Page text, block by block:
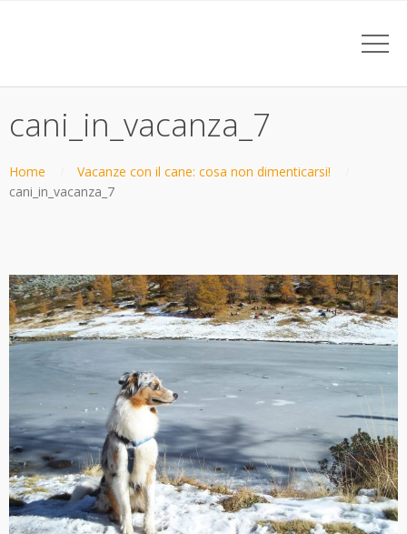
cani_in_vacanza_7
Home
Vacanze con il cane: cosa non dimenticarsi!
cani_in_vacanza_7